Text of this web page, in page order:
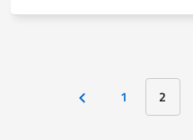
1 2